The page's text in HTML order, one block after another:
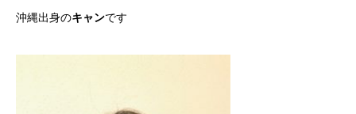
沖縄出身のキャンです